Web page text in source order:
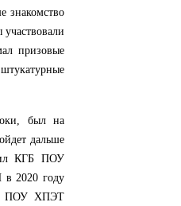
знакомство
призовые
был на
дальше
КГБ ПОУ
в 2020 году
ПОУ ХПЭТ